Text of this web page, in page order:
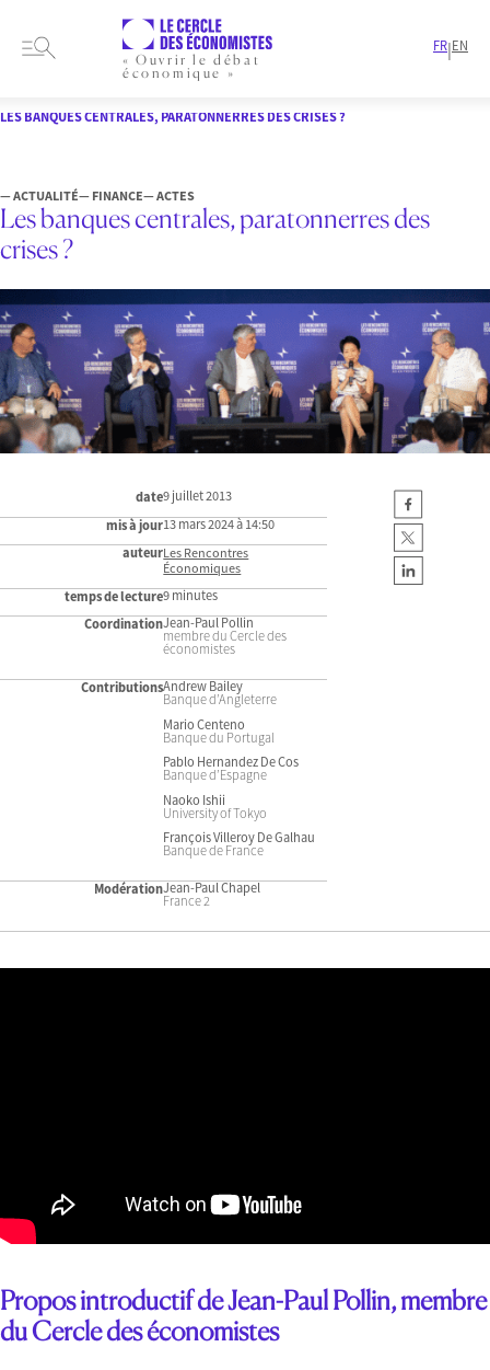
« Ouvrir le débat
économique »
FR|EN
LES BANQUES CENTRALES, PARATONNERRES DES CRISES ?
— ACTUALITÉ— FINANCE— ACTES
Les banques centrales, paratonnerres des
crises ?
date9 juillet 2013
mis à jour13 mars 2024 à 14:50
auteurLes Rencontres
Économiques
temps de lecture9 minutes
CoordinationJean-Paul Pollin
membre du Cercle des
économistes
ContributionsAndrew Bailey
Banque d’Angleterre
Mario Centeno
Banque du Portugal
Pablo Hernandez De Cos
Banque d’Espagne
Naoko Ishii
University of Tokyo
François Villeroy De Galhau
Banque de France
ModérationJean-Paul Chapel
France 2
Propos introductif de Jean-Paul Pollin, membre
du Cercle des économistes